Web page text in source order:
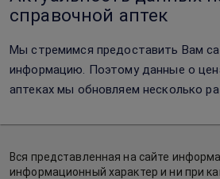
справочной аптек
Мы стремимся предоставить Вам
информацию. Поэтому данные о
аптеках мы обновляем несколько
Вся представленная на сайте
информационный характер и ни при